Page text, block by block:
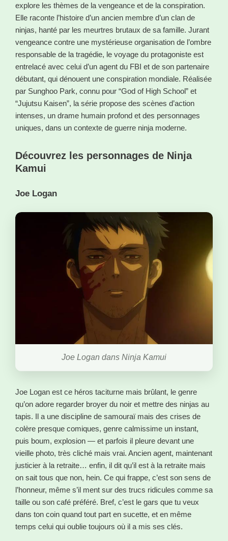
explore les thèmes de la vengeance et de la conspiration.
Elle raconte l’histoire d’un ancien membre d’un clan de
ninjas, hanté par les meurtres brutaux de sa famille. Jurant
vengeance contre une mystérieuse organisation de l’ombre
responsable de la tragédie, le voyage du protagoniste est
entrelacé avec celui d’un agent du FBI et de son partenaire
débutant, qui dénouent une conspiration mondiale. Réalisée
par Sunghoo Park, connu pour “God of High School” et
“Jujutsu Kaisen”, la série propose des scènes d’action
intenses, un drame humain profond et des personnages
uniques, dans un contexte de guerre ninja moderne.
Découvrez les personnages de Ninja
Kamui
Joe Logan
Joe Logan dans Ninja Kamui
Joe Logan est ce héros taciturne mais brûlant, le genre
qu’on adore regarder broyer du noir et mettre des ninjas au
tapis. Il a une discipline de samouraï mais des crises de
colère presque comiques, genre calmissime un instant,
puis boum, explosion — et parfois il pleure devant une
vieille photo, très cliché mais vrai. Ancien agent, maintenant
justicier à la retraite… enfin, il dit qu’il est à la retraite mais
on sait tous que non, hein. Ce qui frappe, c’est son sens de
l’honneur, même s’il ment sur des trucs ridicules comme sa
taille ou son café préféré. Bref, c’est le gars que tu veux
dans ton coin quand tout part en sucette, et en même
temps celui qui oublie toujours où il a mis ses clés.